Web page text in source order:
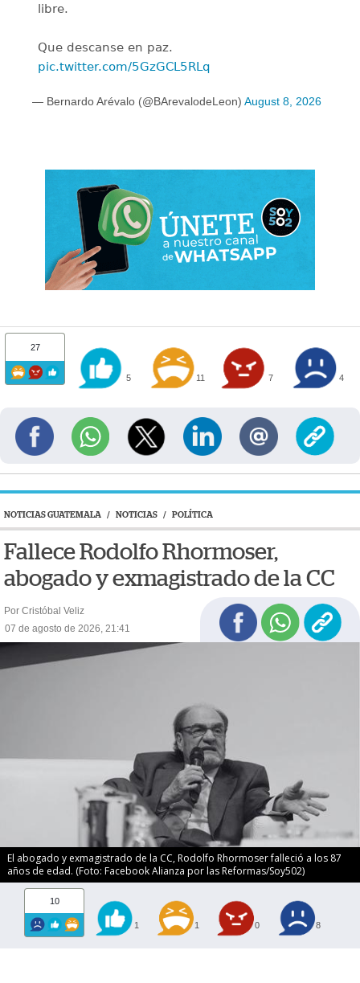
libre.
Que descanse en paz.
pic.twitter.com/5GzGCL5RLq
— Bernardo Arévalo (@BArevalodeLeon) August 8, 2026
27
5 11 7 4
NOTICIAS GUATEMALA / NOTICIAS / POLÍTICA
Fallece Rodolfo Rhormoser,
abogado y exmagistrado de la CC
Por Cristóbal Veliz
07 de agosto de 2026, 21:41
El abogado y exmagistrado de la CC, Rodolfo Rhormoser falleció a los 87
años de edad. (Foto: Facebook Alianza por las Reformas/Soy502)
10
1 1 0 8